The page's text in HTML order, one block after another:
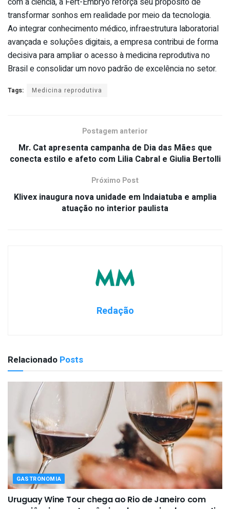
transformar sonhos em realidade por meio da tecnologia.
Ao integrar conhecimento médico, infraestrutura laboratorial
avançada e soluções digitais, a empresa contribui de forma
decisiva para ampliar o acesso à medicina reprodutiva no
Brasil e consolidar um novo padrão de excelência no setor.
Tags: Medicina reprodutiva
Postagem anterior
Mr. Cat apresenta campanha de Dia das Mães que
conecta estilo e afeto com Lilia Cabral e Giulia Bertolli
Próximo Post
Klivex inaugura nova unidade em Indaiatuba e amplia
atuação no interior paulista
Redação
Relacionado Posts
GASTRONOMIA
Uruguay Wine Tour chega ao Rio de Janeiro com